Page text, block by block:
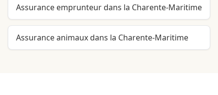
Assurance emprunteur dans la Charente-Maritime
Assurance animaux dans la Charente-Maritime